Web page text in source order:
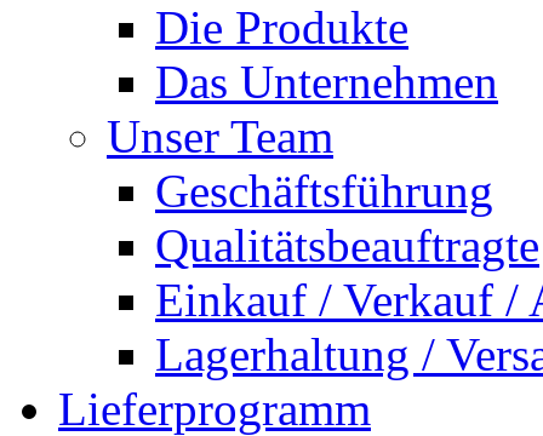
Die Produkte
Das Unternehmen
Unser Team
Geschäftsführung
Qualitätsbeauftragte
Einkauf / Verkauf /
Lagerhaltung /
Lieferprogramm